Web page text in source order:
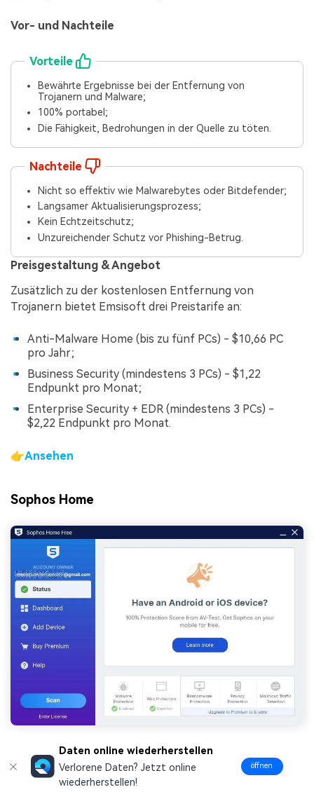
Vor- und Nachteile
Vorteile
Bewährte Ergebnisse bei der Entfernung von
Trojanern und Malware;
100% portabel;
Die Fähigkeit, Bedrohungen in der Quelle zu töten.
Nachteile
Nicht so effektiv wie Malwarebytes oder Bitdefender;
Langsamer Aktualisierungsprozess;
Kein Echtzeitschutz;
Unzureichender Schutz vor Phishing-Betrug.
Preisgestaltung & Angebot
Zusätzlich zu der kostenlosen Entfernung von
Trojanern bietet Emsisoft drei Preistarife an:
Anti-Malware Home (bis zu fünf PCs) - $10,66 PC
pro Jahr;
Business Security (mindestens 3 PCs) - $1,22
Endpunkt pro Monat;
Enterprise Security + EDR (mindestens 3 PCs) -
$2,22 Endpunkt pro Monat.
👉Ansehen
Sophos Home
Der kostenlose Sophos Home Remover für Trojaner
und Malware ist ein hervorragendes Cybersecurity Tool
zum Schutz Ihres Netzwerks, zur Entfernung von Viren
Daten online wiederherstellen
Verlorene Daten? Jetzt online
wiederherstellen!
öffnen